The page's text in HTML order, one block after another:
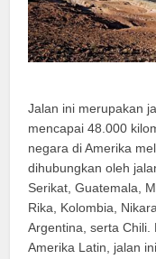
Jalan ini merupakan
mencapai 48.000
negara di Amerika
dihubungkan oleh
Serikat, Guatemala,
Rika, Kolombia,
Argentina, serta Chili.
Amerika Latin, jalan